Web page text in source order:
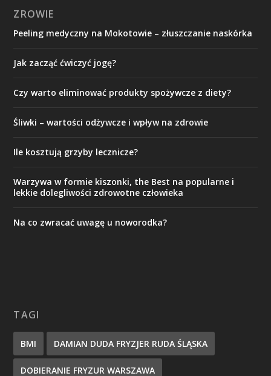
ZROWIE
Peeling medyczny na Mokotowie – złuszczanie naskórka
Jak zacząć ćwiczyć jogę?
Czy warto eliminować produkty spożywcze z diety?
Śliwki – wartości odżywcze i wpływ na zdrowie
Ile kosztują grzyby lecznicze?
Warzywa w formie kiszonki, the Best na popularne i
lekkie dolegliwości zdrowotne człowieka
Na co zwracać uwagę u noworodka?
TAGI
BMI DAMIAN DUDA FRYZJER RUDA ŚLĄSKA
DOBIERANIE FRYZUR WARSZAWA